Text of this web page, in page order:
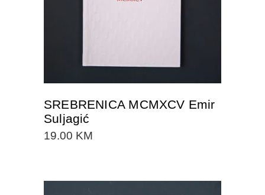
SREBRENICA MCMXCV Emir
Suljagić
19.00 KM